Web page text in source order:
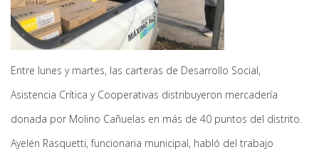
Entre lunes y martes, las carteras de Desarrollo Social,
Asistencia Crítica y Cooperativas distribuyeron mercadería
donada por Molino Cañuelas en más de 40 puntos del distrito.
Ayelén Rasquetti, funcionaria municipal, habló del trabajo